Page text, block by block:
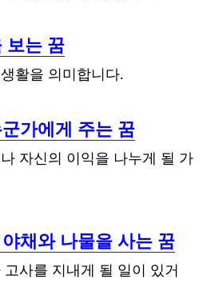
보는 꿈
활을 의미합니다.
가에게 주는 꿈
자신의 이익을 나누게 될 가
채와 나물을 사는 꿈
사를 지내게 될 일이 있거